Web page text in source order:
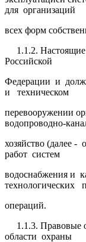
для организаций
всех форм
1.1.2. Настоящие
Российской
Федерации и
и техническом
перевооружении
водопроводно-
хозяйство (далее
работ систем
водоснабжения и
технологических
операций.
1.1.3. Правовые
области охраны